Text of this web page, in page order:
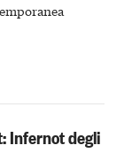
Infernot degli